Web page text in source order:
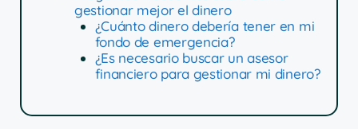
gestionar mejor el dinero
¿Cuánto dinero debería tener en mi
fondo de emergencia?
¿Es necesario buscar un asesor
financiero para gestionar mi dinero?